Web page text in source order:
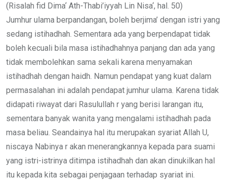
(Risalah fid Dima‘ Ath-Thabi’iyyah Lin Nisa‘, hal. 50)
Jumhur ulama berpandangan, boleh berjima’ dengan istri yang
sedang istihadhah. Sementara ada yang berpendapat tidak
boleh kecuali bila masa istihadhahnya panjang dan ada yang
tidak membolehkan sama sekali karena menyamakan
istihadhah dengan haidh. Namun pendapat yang kuat dalam
permasalahan ini adalah pendapat jumhur ulama. Karena tidak
didapati riwayat dari Rasulullah r yang berisi larangan itu,
sementara banyak wanita yang mengalami istihadhah pada
masa beliau. Seandainya hal itu merupakan syariat Allah U,
niscaya Nabinya r akan menerangkannya kepada para suami
yang istri-istrinya ditimpa istihadhah dan akan dinukilkan hal
itu kepada kita sebagai penjagaan terhadap syariat ini.